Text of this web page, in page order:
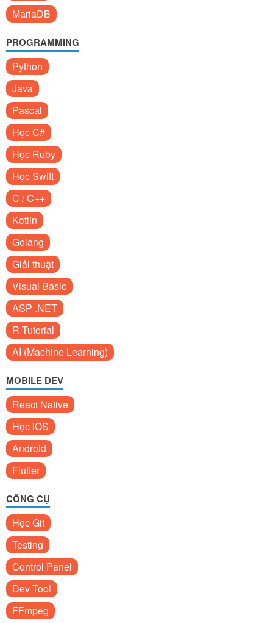
MariaDB
PROGRAMMING
Python
Java
Pascal
Học C#
Học Ruby
Học Swift
C / C++
Kotlin
Golang
Giải thuật
Visual Basic
ASP .NET
R Tutorial
AI (Machine Learning)
MOBILE DEV
React Native
Học iOS
Android
Flutter
CÔNG CỤ
Học Git
Testing
Control Panel
Dev Tool
FFmpeg